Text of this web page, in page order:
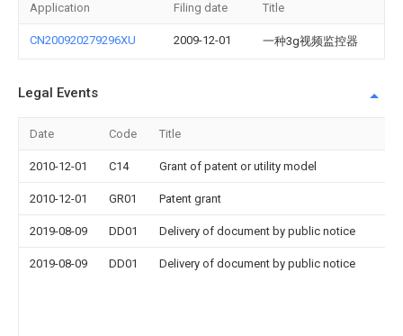
Application Filing date Title
CN200920279296XU 2009-12-01 一种3g视频监控器
Legal Events
Date Code Title
2010-12-01 C14 Grant of patent or utility model
2010-12-01 GR01 Patent grant
2019-08-09 DD01 Delivery of document by public notice
2019-08-09 DD01 Delivery of document by public notice